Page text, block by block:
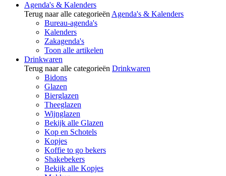
Agenda's & Kalenders
Terug naar alle categorieën Agenda's & Kalenders
Bureau-agenda's
Kalenders
Zakagenda's
Toon alle artikelen
Drinkwaren
Terug naar alle categorieën Drinkwaren
Bidons
Glazen
Bierglazen
Theeglazen
Wijnglazen
Bekijk alle Glazen
Kop en Schotels
Kopjes
Koffie to go bekers
Shakebekers
Bekijk alle Kopjes